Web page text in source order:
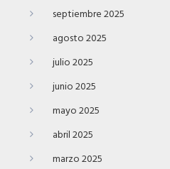
septiembre 2025
agosto 2025
julio 2025
junio 2025
mayo 2025
abril 2025
marzo 2025